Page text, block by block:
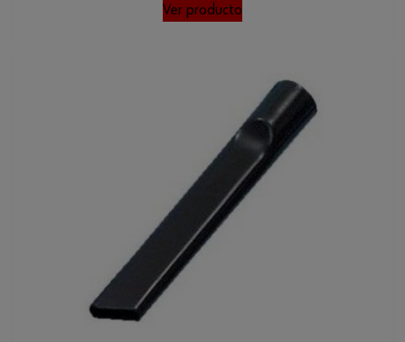
Ver producto